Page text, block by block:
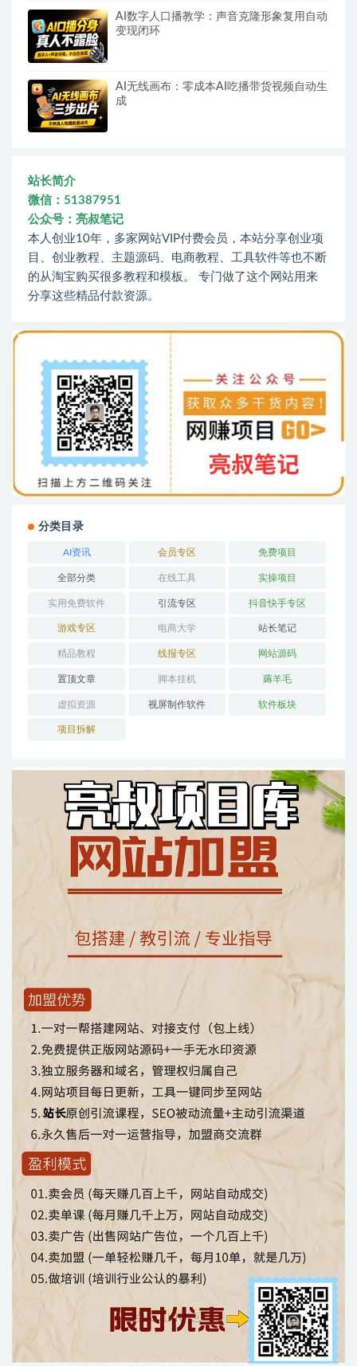
AI数字人口播教学：声音克隆形象复用自动
变现闭环
AI无线画布：零成本AI吃播带货视频自动生
成
站长简介
微信：51387951
公众号：亮叔笔记
本人创业10年，多家网站VIP付费会员，本站分享创业项
目、创业教程、主题源码、电商教程、工具软件等也不断
的从淘宝购买很多教程和模板。 专门做了这个网站用来
分享这些精品付款资源。
分类目录
AI资讯 会员专区 免费项目
全部分类 在线工具 实操项目
实用免费软件 引流专区 抖音快手专区
游戏专区 电商大学 站长笔记
精品教程 线报专区 网站源码
置顶文章 脚本挂机 薅羊毛
虚拟资源 视屏制作软件 软件板块
项目拆解